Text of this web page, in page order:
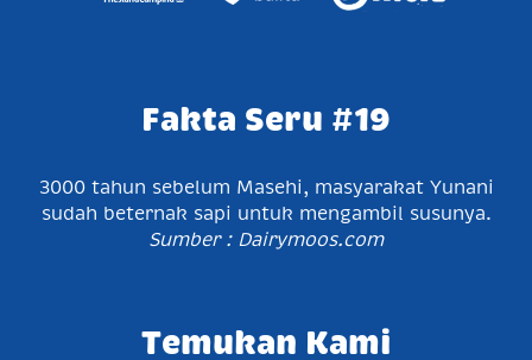
Fakta Seru #19
3000 tahun sebelum Masehi, masyarakat Yunani
sudah beternak sapi untuk mengambil susunya.
Sumber : Dairymoos.com
Temukan Kami